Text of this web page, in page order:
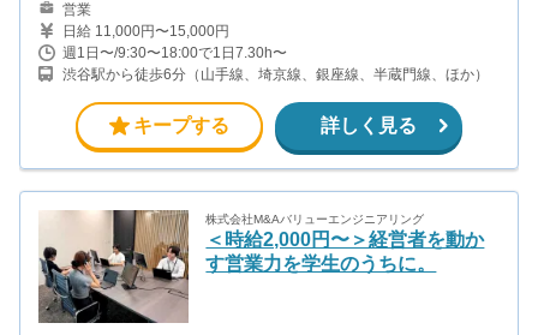
営業
日給 11,000円〜15,000円
週1日〜/9:30〜18:00で1日7.30h〜
渋谷駅から徒歩6分（山手線、埼京線、銀座線、半蔵門線、ほか）
キープする 詳しく見る
株式会社M&Aバリューエンジニアリング
＜時給2,000円〜＞経営者を動か
す営業力を学生のうちに。